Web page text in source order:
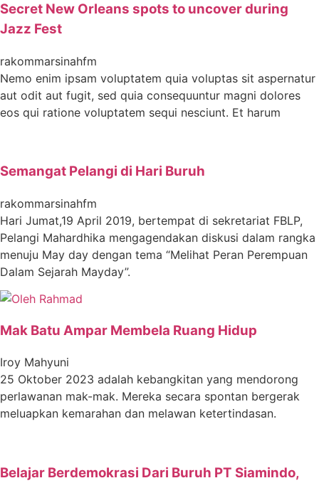
Secret New Orleans spots to uncover during
Jazz Fest
rakommarsinahfm
Nemo enim ipsam voluptatem quia voluptas sit aspernatur
aut odit aut fugit, sed quia consequuntur magni dolores
eos qui ratione voluptatem sequi nesciunt. Et harum
Semangat Pelangi di Hari Buruh
rakommarsinahfm
Hari Jumat,19 April 2019, bertempat di sekretariat FBLP,
Pelangi Mahardhika mengagendakan diskusi dalam rangka
menuju May day dengan tema “Melihat Peran Perempuan
Dalam Sejarah Mayday”.
Mak Batu Ampar Membela Ruang Hidup
Iroy Mahyuni
25 Oktober 2023 adalah kebangkitan yang mendorong
perlawanan mak-mak. Mereka secara spontan bergerak
meluapkan kemarahan dan melawan ketertindasan.
Belajar Berdemokrasi Dari Buruh PT Siamindo,